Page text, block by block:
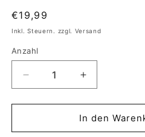
Normaler
Preis
€19,99
Inkl. Steuern. zzgl. Versand
Anzahl
Verringere
die
Menge
Beanie
Erhöhe
die
Menge
für
Beanie
In den